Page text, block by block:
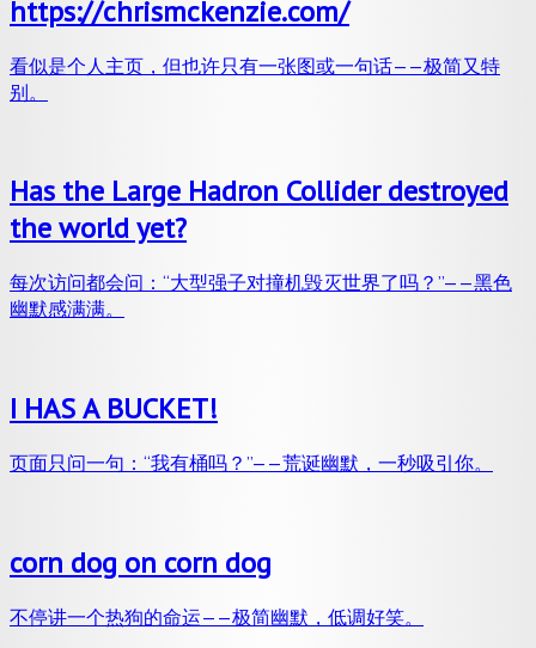
https://chrismckenzie.com/
看似是个人主页，但也许只有一张图或一句话——极简又特
别。
Has the Large Hadron Collider destroyed
the world yet?
每次访问都会问：“大型强子对撞机毁灭世界了吗？”——黑色
幽默感满满。
I HAS A BUCKET!
页面只问一句：“我有桶吗？”——荒诞幽默，一秒吸引你。
corn dog on corn dog
不停讲一个热狗的命运——极简幽默，低调好笑。